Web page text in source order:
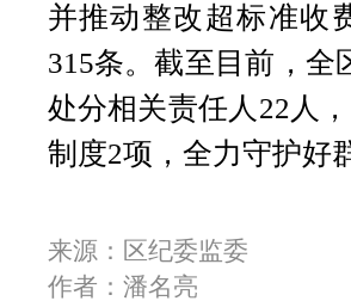
并推动整改超标准收
315条。截至目前，全
处分相关责任人22人
制度2项，全力守护好
来源：区纪委监委
作者：潘名亮